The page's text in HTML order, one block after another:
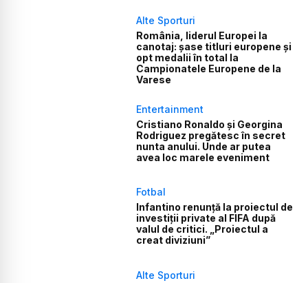
Alte Sporturi
România, liderul Europei la
canotaj: șase titluri europene și
opt medalii în total la
Campionatele Europene de la
Varese
Entertainment
Cristiano Ronaldo și Georgina
Rodriguez pregătesc în secret
nunta anului. Unde ar putea
avea loc marele eveniment
Fotbal
Infantino renunță la proiectul de
investiții private al FIFA după
valul de critici. „Proiectul a
creat diviziuni”
Alte Sporturi